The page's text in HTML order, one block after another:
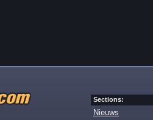
Sections:
Nieuws